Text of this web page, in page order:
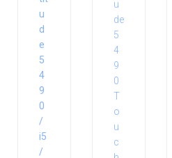
u
d
e
5
4
9
0
/
i5
/